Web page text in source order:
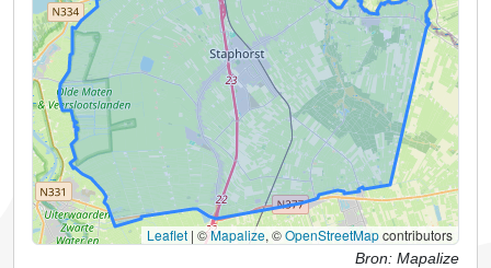
Leaflet | ©Mapalize, ©OpenStreetMapcontributors
Bron: Mapalize